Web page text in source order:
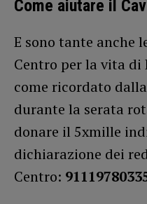
Come aiutare il Cav
E sono tante anche
Centro per la vita di
come ricordato
durante la serata
donare il 5xmille
dichiarazione dei
Centro: